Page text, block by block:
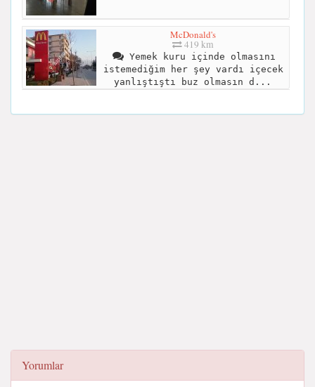
McDonald's
419 km
Yemek kuru içinde olmasını
istemediğim her şey vardı içecek
yanlıştıştı buz olmasın d...
Yorumlar